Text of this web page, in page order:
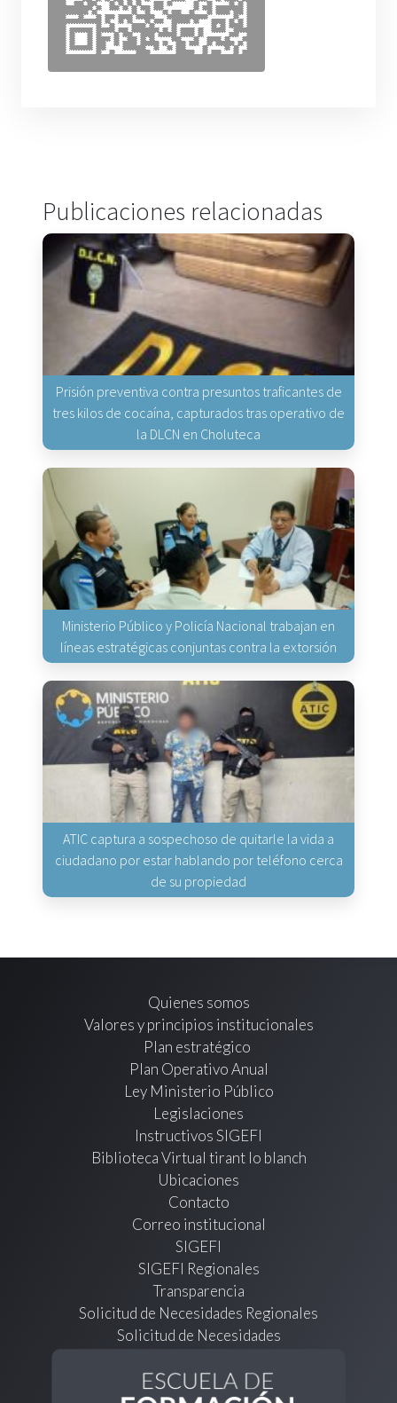
Publicaciones relacionadas
Prisión preventiva contra presuntos traficantes de
tres kilos de cocaína, capturados tras operativo de
la DLCN en Choluteca
Ministerio Público y Policía Nacional trabajan en
líneas estratégicas conjuntas contra la extorsión
ATIC captura a sospechoso de quitarle la vida a
ciudadano por estar hablando por teléfono cerca
de su propiedad
Quienes somos
Valores y principios institucionales
Plan estratégico
Plan Operativo Anual
Ley Ministerio Público
Legislaciones
Instructivos SIGEFI
Biblioteca Virtual tirant lo blanch
Ubicaciones
Contacto
Correo institucional
SIGEFI
SIGEFI Regionales
Transparencia
Solicitud de Necesidades Regionales
Solicitud de Necesidades